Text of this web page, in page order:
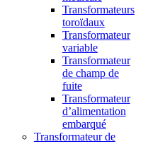
Transformateurs
toroïdaux
Transformateur
variable
Transformateur
de champ de
fuite
Transformateur
d’alimentation
embarqué
Transformateur de